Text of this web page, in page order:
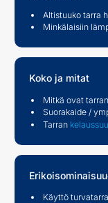
Altistuuko tarra
Minkälaisiin
Koko ja mitat
Mitkä ovat
Suorakaide /
Tarran
Käyttö